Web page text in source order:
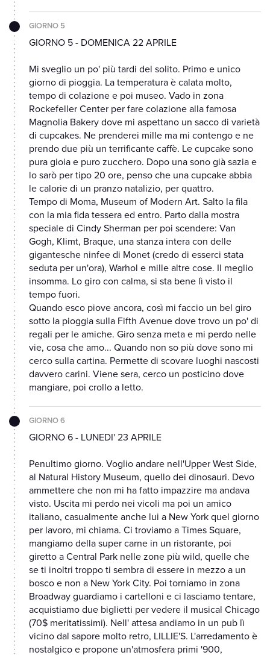
GIORNO 5
GIORNO 5 - DOMENICA 22 APRILE
Mi sveglio un po' più tardi del solito. Primo e unico
giorno di pioggia. La temperatura è calata molto,
tempo di colazione e poi museo. Vado in zona
Rockefeller Center per fare colazione alla famosa
Magnolia Bakery dove mi aspettano un sacco di varietà
di cupcakes. Ne prenderei mille ma mi contengo e ne
prendo due più un terrificante caffè. Le cupcake sono
pura gioia e puro zucchero. Dopo una sono già sazia e
lo sarò per tipo 20 ore, penso che una cupcake abbia
le calorie di un pranzo natalizio, per quattro.
Tempo di Moma, Museum of Modern Art. Salto la fila
con la mia fida tessera ed entro. Parto dalla mostra
speciale di Cindy Sherman per poi scendere: Van
Gogh, Klimt, Braque, una stanza intera con delle
gigantesche ninfee di Monet (credo di esserci stata
seduta per un'ora), Warhol e mille altre cose. Il meglio
insomma. Lo giro con calma, si sta bene lì visto il
tempo fuori.
Quando esco piove ancora, così mi faccio un bel giro
sotto la pioggia sulla Fifth Avenue dove trovo un po' di
regali per le amiche. Giro senza meta e mi perdo nelle
vie, cosa che amo... Quando non so più dove sono mi
cerco sulla cartina. Permette di scovare luoghi nascosti
davvero carini. Viene sera, cerco un posticino dove
mangiare, poi crollo a letto.
GIORNO 6
GIORNO 6 - LUNEDI' 23 APRILE
Penultimo giorno. Voglio andare nell'Upper West Side,
al Natural History Museum, quello dei dinosauri. Devo
ammettere che non mi ha fatto impazzire ma andava
visto. Uscita mi perdo nei vicoli ma poi un amico
italiano, casualmente anche lui a New York quel giorno
per lavoro, mi chiama. Ci troviamo a Times Square,
mangiamo della super carne in un ristorante, poi
giretto a Central Park nelle zone più wild, quelle che
se ti inoltri troppo ti sembra di essere in mezzo a un
bosco e non a New York City. Poi torniamo in zona
Broadway guardiamo i cartelloni e ci lasciamo tentare,
acquistiamo due biglietti per vedere il musical Chicago
(70$ meritatissimi). Nell' attesa andiamo in un pub lì
vicino dal sapore molto retro, LILLIE'S. L'arredamento è
nostalgico e propone un'atmosfera primi '900,